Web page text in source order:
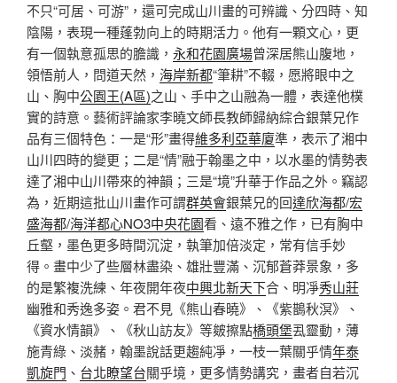
不只“可居、可游”，還可完成山川畫的可辨識、分四時、知
陰陽，表現一種蓬勃向上的時期活力。他有一顆文心，更
有一個執意孤思的膽識， 永和花園廣場曾深居熊山腹地，
領悟前人，問道天然， 海岸新都“筆耕”不輟，愿將眼中之
山、胸中公園王(A區)之山、手中之山融為一體，表達他樸
實的詩意。藝術評論家李曉文師長教師歸納綜合銀葉兄作
品有三個特色：一是“形”畫得維多利亞華廈準，表示了湘中
山川四時的變更；二是“情”融于翰墨之中，以水墨的情勢表
達了湘中山川帶來的神韻；三是“境”升華于作品之外。竊認
為，近期這批山川畫作可謂群英會銀葉兄的回達欣海都/宏
盛海都/海洋都心NO3中央花園看、遠不雅之作，已有胸中
丘壑，墨色更多時間沉淀，執筆加倍淡定，常有信手妙
得。畫中少了些層林盡染、雄壯豐滿、沉郁蒼莽景象，多
的是繁複洗練、年夜開年夜中興北新天下合、明凈秀山莊
幽雅和秀逸多姿。君不見《熊山春曉》、《紫鵲秋溟》、
《資水情韻》、《秋山訪友》等皴擦點橋頭堡厾靈動，薄
施青綠、淡赭，翰墨說話更趨純凈，一枝一葉關乎情年泰
凱旋門 、 台北瞭望台關乎境，更多情勢講究，畫者自若沉